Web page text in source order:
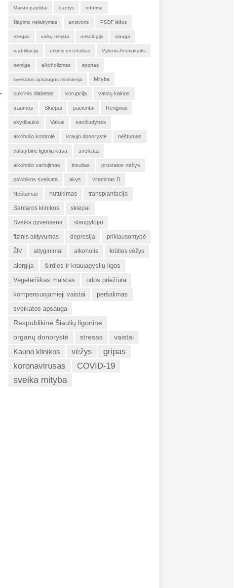
Maisto papildai dantys reforma
šlapimo nelaikymas antsvoris PSDF lėšos
miegas vaikų mityba onkologija slauga
reabilitacija erkinis encefalitas Vytenis Andriukaitis
nemiga alkoholizmas sportas
sveikatos apsaugos ministerija Mityba
cukrinis diabetas korupcija vaistų kainos
traumos Skiepai pacientai Renginiai
skydliaukė Vaikai savižudybės
alkoholio kontrolė kraujo donorystė nėštumas
valstybinė ligonių kasa sveikata
alkoholio vartojimas insultas prostatos vėžys
psichikos sveikata akys vitaminas D
Nėštumas nutukimas transplantacija
Santaros klinikos skiepai
Sveika gyvensena slaugytojai
fizinis aktyvumas depresija priklausomybė
ŽIV atlyginimai alkoholis krūties vėžys
alergija
širdies ir kraujagyslių ligos
Vegetariškas maistas
odos priežiūra
kompensuojamieji vaistai
peršalimas
sveikatos apsauga
Respublikinė Šiaulių ligoninė
organų donorystė
stresas vaistai
Kauno klinikos vėžys
gripas
koronavirusas
COVID-19
sveika mityba